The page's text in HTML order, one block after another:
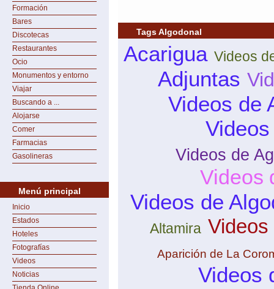
Formación
Bares
Discotecas
Restaurantes
Ocio
Monumentos y entorno
Viajar
Buscando a ...
Alojarse
Comer
Farmacias
Gasolineras
Menú principal
Inicio
Estados
Hoteles
Fotografías
Videos
Noticias
Tags Algodonal
Acarigua Videos
Adjuntas
Videos de
Videos de
Videos
Videos de
Altamira Videos
Aparición de La
Videos